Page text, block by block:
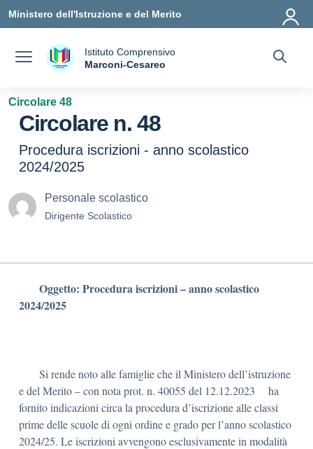
Vai ai contenuti
Vai al menu di navigazione
Vai al footer
Ministero dell'Istruzione e del Merito
Istituto Comprensivo
Marconi-Cesareo
Circolare 48
Circolare n. 48
Procedura iscrizioni - anno scolastico
2024/2025
Personale scolastico
Dirigente Scolastico
Oggetto: Procedura iscrizioni – anno scolastico
2024/2025
Si rende noto alle famiglie che il Ministero dell’istruzione
e del Merito – con nota prot. n. 40055 del 12.12.2023 ha
fornito indicazioni circa la procedura d’iscrizione alle classi
prime delle scuole di ogni ordine e grado per l’anno scolastico
2024/25. Le iscrizioni avvengono esclusivamente in modalità